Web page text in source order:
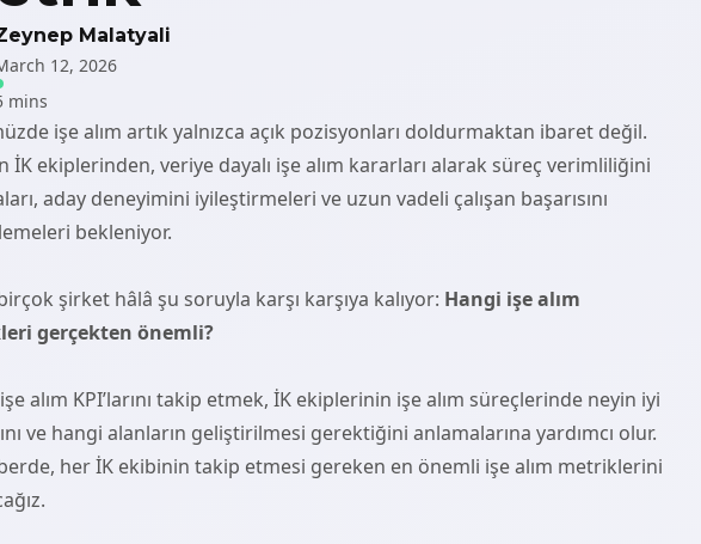
Malatyali
12, 2026
mins
işe alım artık yalnızca açık pozisyonları doldurmaktan ibaret değil.
İK ekiplerinden, veriye dayalı işe alım kararları alarak süreç verimliliğini
aday deneyimini iyileştirmeleri ve uzun vadeli çalışan başarısını
bekleniyor.
şirket hâlâ şu soruyla karşı karşıya kalıyor: Hangi işe alım
gerçekten önemli?
alım KPI’larını takip etmek, İK ekiplerinin işe alım süreçlerinde neyin iyi
ve hangi alanların geliştirilmesi gerektiğini anlamalarına yardımcı olur.
her İK ekibinin takip etmesi gereken en önemli işe alım metriklerini